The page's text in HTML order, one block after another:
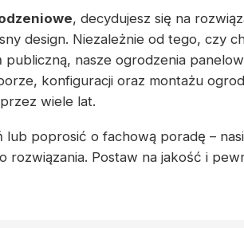
, decydujesz się na
design. Niezależnie od tego, czy
nasze ogrodzenia
konfiguracji oraz montażu
wiele lat.
lub poprosić o fachową poradę –
rozwiązania. Postaw na jakość i